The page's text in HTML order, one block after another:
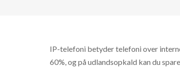
IP-telefoni betyder telefoni over
60%, og på udlandsopkald kan du